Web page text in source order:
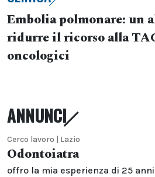
Embolia polmonare: un
ridurre il ricorso alla
oncologici
ANNUNCI
Cerco lavoro | Lazio
Odontoiatra
offro la mia esperienza di 25